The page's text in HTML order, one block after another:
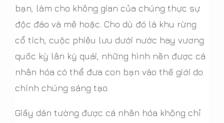
bạn, làm cho không gian của chúng thực sự
độc đáo và mê hoặc. Cho dù đó là khu rừng
cổ tích, cuộc phiêu lưu dưới nước hay vương
quốc kỳ lân kỳ quái, những hình nền được cá
nhân hóa có thể đưa con bạn vào thế giới do
chính chúng sáng tạo.
Giấy dán tường được cá nhân hóa không chỉ